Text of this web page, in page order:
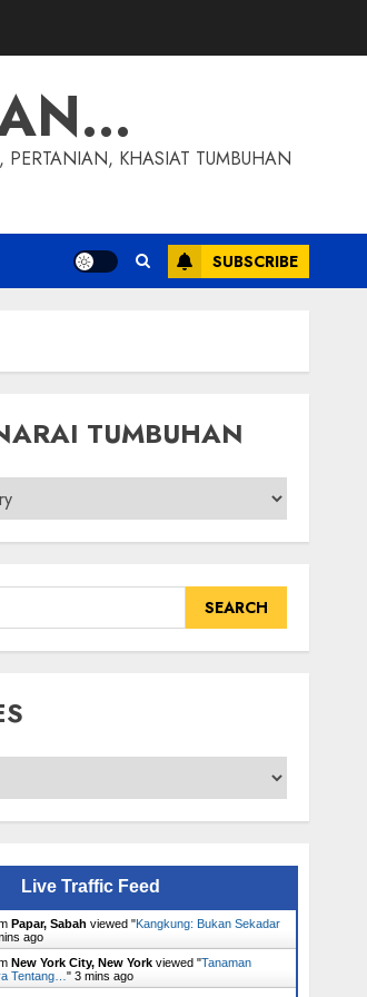
KHASIAT TUMBUHAN
SUBSCRIBE
TUMBUHAN
Live Traffic Feed
Papar, Sabah viewed "Kangkung: Bukan Sekadar
ago
New York City, New Yorkviewed "Tanaman
Tentang… " 3 mins ago